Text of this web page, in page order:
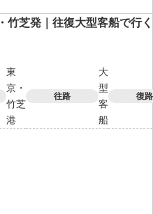
竹芝発｜往復大型客船で行
東
京・
竹芝
港
往路
大
型
客
船
復路